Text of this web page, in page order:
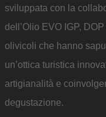
sviluppata con la
dell’Olio EVO IGP, DOP
olivicoli che hanno
un’ottica turistica
artigianalità e
degustazione.